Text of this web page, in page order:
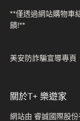
**僅透過網站購物車
饋!**
美安防詐騙宣導專頁
關於t+ 樂遊家
網站由 睿誠國際股